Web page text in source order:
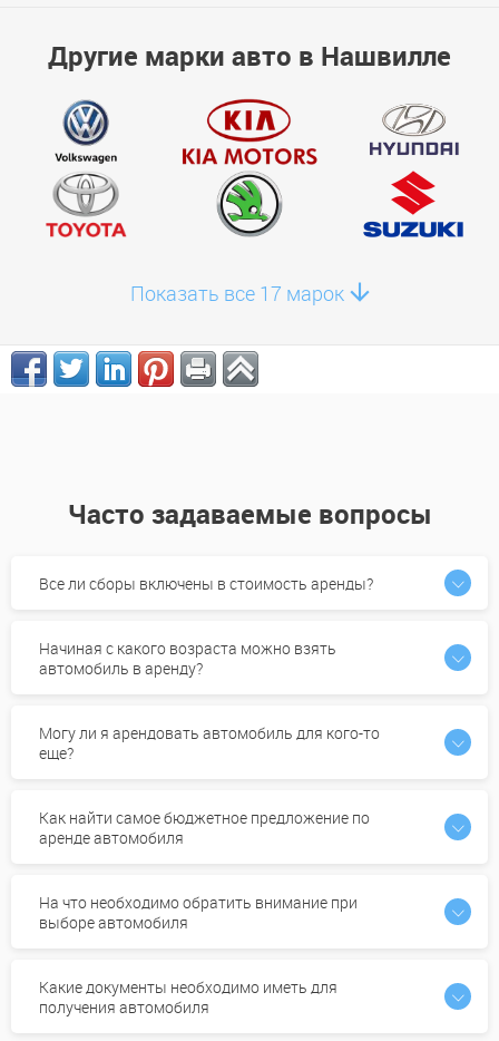
Другие марки авто в Нашвилле
Показать все 17 марок
Часто задаваемые вопросы
Все ли сборы включены в стоимость аренды?
Начиная с какого возраста можно взять
автомобиль в аренду?
Могу ли я арендовать автомобиль для кого-то
еще?
Как найти самое бюджетное предложение по
аренде автомобиля
На что необходимо обратить внимание при
выборе автомобиля
Какие документы необходимо иметь для
получения автомобиля